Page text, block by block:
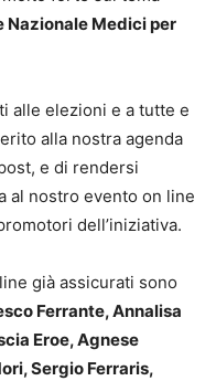
Nazionale Medici per
alle elezioni e a tutte e
alla nostra agenda
e di rendersi
al nostro evento on line
dell’iniziativa.
già assicurati sono
Ferrante, Annalisa
Eroe, Agnese
Sergio Ferraris,